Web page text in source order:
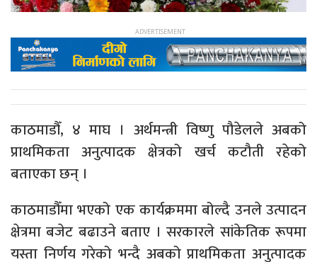
काठमाडौँ, ४ माघ । अर्थमन्त्री विष्णु पौडेलले अबको
प्राथमिकता अनुत्पादक क्षेत्रको खर्च कटौती रहेको
बताएका छन् ।
काठमाडौँमा भएको एक कार्यक्रममा बोल्दै उनले उत्पादन
क्षेत्रमा बजेट बढाउने बताए । सरकारले सांकेतिक रूपमा
यस्ता निर्णय गरेको भन्दै अबको प्राथमिकता अनुत्पादक